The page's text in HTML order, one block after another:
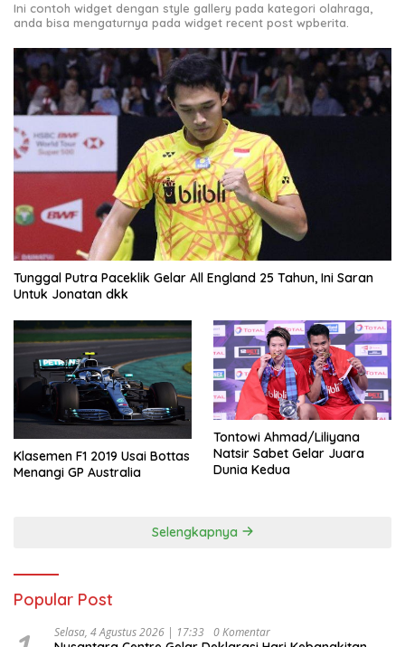
Ini contoh widget dengan style gallery pada kategori olahraga,
anda bisa mengaturnya pada widget recent post wpberita.
Tunggal Putra Paceklik Gelar All England 25 Tahun, Ini Saran
Untuk Jonatan dkk
Klasemen F1 2019 Usai Bottas
Menangi GP Australia
Tontowi Ahmad/Liliyana
Natsir Sabet Gelar Juara
Dunia Kedua
Selengkapnya
Popular Post
Selasa, 4 Agustus 2026 | 17:33 0 Komentar